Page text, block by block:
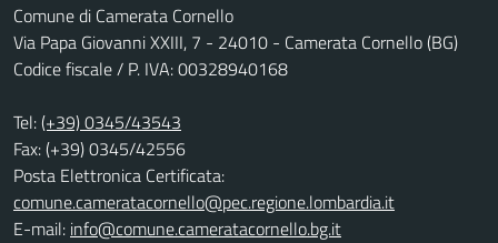
Comune di Camerata Cornello
Via Papa Giovanni XXIII, 7 - 24010 - Camerata Cornello (BG)
Codice fiscale / P. IVA: 00328940168
Tel:(+39) 0345/43543
Fax: (+39) 0345/42556
Posta Elettronica Certificata:
comune.cameratacornello@pec.regione.lombardia.it
E-mail: info@comune.cameratacornello.bg.it